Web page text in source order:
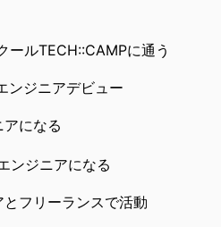
ールTECH::CAMPに通う
ンジニアデビュー
になる
ンジニアになる
フリーランスで活動